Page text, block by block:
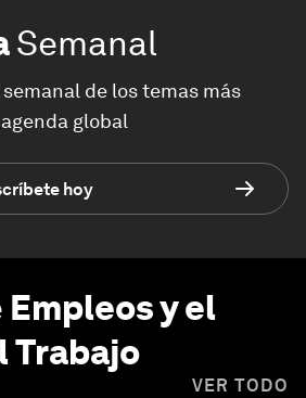
Semanal
de los temas más
global
hoy
Empleos y el
Trabajo
VER TODO